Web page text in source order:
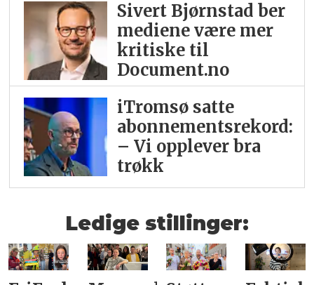
Sivert Bjørnstad ber
mediene være mer
kritiske til
Document.no
iTromsø satte
abonnementsrekord:
– Vi opplever bra
trøkk
Ledige stillinger: